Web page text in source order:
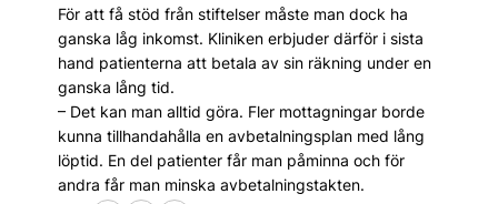
För att få stöd från stiftelser måste man dock ha
ganska låg inkomst. Kliniken erbjuder därför i sista
hand patienterna att betala av sin räkning under en
ganska lång tid.
– Det kan man alltid göra. Fler mottagningar borde
kunna tillhandahålla en avbetalningsplan med lång
löptid. En del patienter får man påminna och för
andra får man minska avbetalningstakten.